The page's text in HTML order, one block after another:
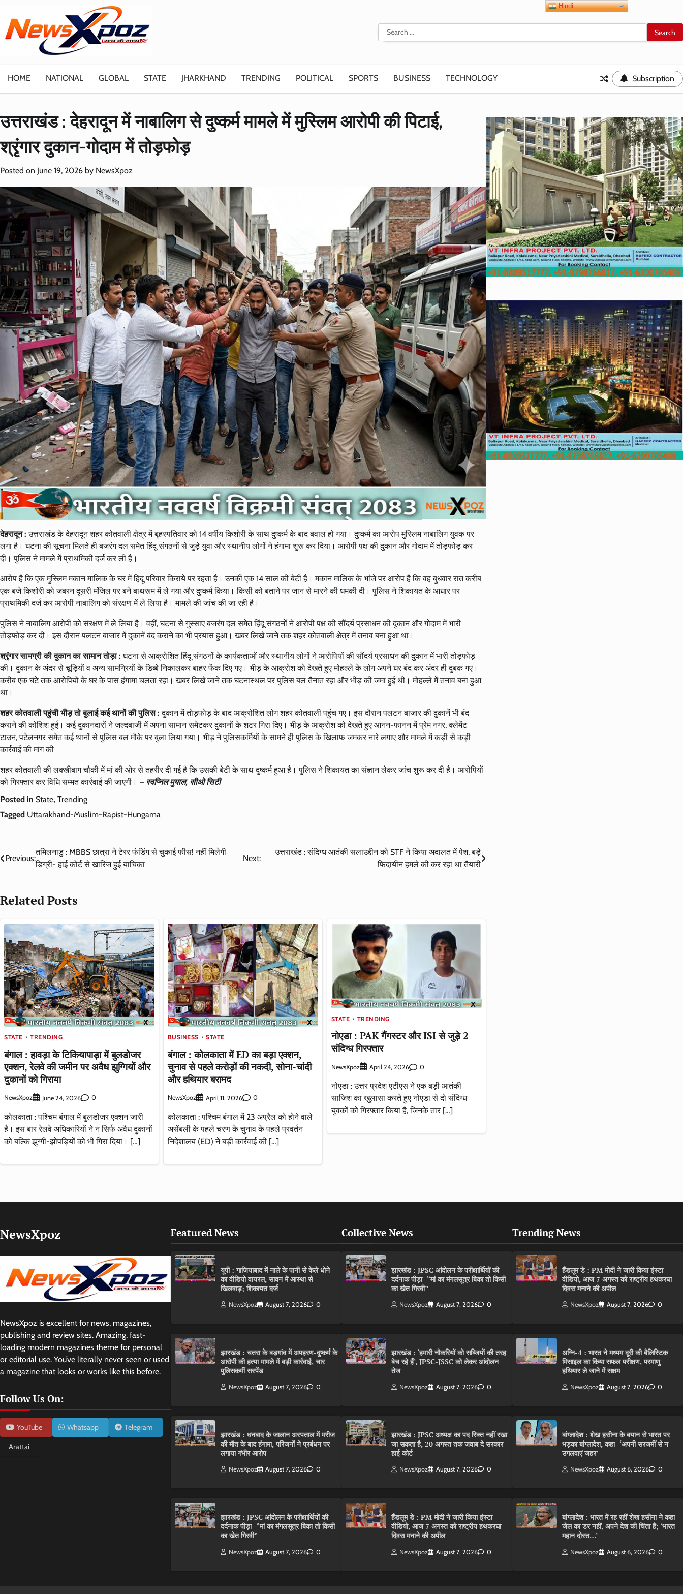
content
Search
for:
HOME NATIONAL GLOBAL STATE JHARKHAND TRENDING POLITICAL SPORTS BUSINESS TECHNOLOGY Subscription
उत्तराखंड : देहरादून में नाबालिग से दुष्कर्म मामले में मुस्लिम आरोपी की पिटाई,
श्रृंगार दुकान-गोदाम में तोड़फोड़
Posted on June 19, 2026 by NewsXpoz
देहरादून :उत्तराखंड के देहरादून शहर कोतवाली क्षेत्र में बृहस्पतिवार को 14 वर्षीय किशोरी के साथ दुष्कर्म के बाद बवाल हो गया। दुष्कर्म का आरोप मुस्लिम नाबालिग युवक पर
लगा है। घटना की सूचना मिलते ही बजरंग दल समेत हिंदू संगठनों से जुड़े युवा और स्थानीय लोगों ने हंगामा शुरू कर दिया। आरोपी पक्ष की दुकान और गोदाम में तोड़फोड़ कर
दी। पुलिस ने मामले में प्राथमिकी दर्ज कर ली है।
आरोप है कि एक मुस्लिम मकान मालिक के घर में हिंदू परिवार किराये पर रहता है। उनकी एक 14 साल की बेटी है। मकान मालिक के भांजे पर आरोप है कि वह बुधवार रात करीब
एक बजे किशोरी को जबरन दूसरी मंजिल पर बने बाथरूम में ले गया और दुष्कर्म किया। किसी को बताने पर जान से मारने की धमकी दी। पुलिस ने शिकायत के आधार पर
प्राथमिकी दर्ज कर आरोपी नाबालिग को संरक्षण में ले लिया है। मामले की जांच की जा रही है।
पुलिस ने नाबालिग आरोपी को संरक्षण में ले लिया है। वहीं, घटना से गुस्साए बजरंग दल समेत हिंदू संगठनों ने आरोपी पक्ष की सौंदर्य प्रसाधन की दुकान और गोदाम में भारी
तोड़फोड़ कर दी। इस दौरान पलटन बाजार में दुकानें बंद कराने का भी प्रयास हुआ। खबर लिखे जाने तक शहर कोतवाली क्षेत्र में तनाव बना हुआ था।
श्रृंगार सामग्री की दुकान का सामान तोड़ा : घटना से आक्रोशित हिंदू संगठनों के कार्यकताओं और स्थानीय लोगों ने आरोपियों की सौंदर्य प्रसाधन की दुकान में भारी तोड़फोड़
की। दुकान के अंदर से चूड़ियों व अन्य सामग्रियों के डिब्बे निकालकर बाहर फेंक दिए गए। भीड़ के आक्रोश को देखते हुए मोहल्ले के लोग अपने घर बंद कर अंदर ही दुबक गए।
करीब एक घंटे तक आरोपियों के घर के पास हंगामा चलता रहा। खबर लिखे जाने तक घटनास्थल पर पुलिस बल तैनात रहा और भीड़ की जमा हुई थी। मोहल्ले में तनाव बना हुआ
था।
शहर कोतवाली पहुंची भीड़ तो बुलाई कई थानों की पुलिस : दुकान में तोड़फोड़ के बाद आक्रोशित लोग शहर कोतवाली पहुंच गए। इस दौरान पलटन बाजार की दुकानें भी बंद
कराने की कोशिश हुई। कई दुकानदारों ने जल्दबाजी में अपना सामान समेटकर दुकानों के शटर गिरा दिए। भीड़ के आक्रोश को देखते हुए आनन-फानन में प्रेम नगर, क्लेमेंट
टाउन, पटेलनगर समेत कई थानों से पुलिस बल मौके पर बुला लिया गया। भीड़ ने पुलिसकर्मियों के सामने ही पुलिस के खिलाफ जमकर नारे लगाए और मामले में कड़ी से कड़ी
कार्रवाई की मांग की
शहर कोतवाली की लक्खीबाग चौकी में मां की ओर से तहरीर दी गई है कि उसकी बेटी के साथ दुष्कर्म हुआ है। पुलिस ने शिकायत का संज्ञान लेकर जांच शुरू कर दी है। आरोपियों
को गिरफ्तार कर विधि सम्मत कार्रवाई की जाएगी। – स्वप्निल मुयाल, सीओ सिटी
Posted in State, Trending
Tagged Uttarakhand-Muslim-Rapist-Hungama
Post
navigation
Previous:
तमिलनाडु : MBBS छात्रा ने टेरर फंडिंग से चुकाई फीस! नहीं मिलेगी
डिग्री- हाई कोर्ट से खारिज हुई याचिका
Next:
उत्तराखंड : संदिग्ध आतंकी सलाउद्दीन को STF ने किया अदालत में पेश, बड़े
फिदायीन हमले की कर रहा था तैयारी
Related Posts
STATE TRENDING
बंगाल : हावड़ा के टिकियापाड़ा में बुलडोजर
एक्शन, रेलवे की जमीन पर अवैध झुग्गियों और
दुकानों को गिराया
NewsXpoz June 24, 2026 0
कोलकाता : पश्चिम बंगाल में बुलडोजर एक्शन जारी
है। इस बार रेलवे अधिकारियों ने न सिर्फ अवैध दुकानों
को बल्कि झुग्गी-झोपड़ियों को भी गिरा दिया। […]
BUSINESS STATE
बंगाल : कोलकाता में ED का बड़ा एक्शन,
चुनाव से पहले करोड़ों की नकदी, सोना-चांदी
और हथियार बरामद
NewsXpoz April 11, 2026 0
कोलकाता : पश्चिम बंगाल में 23 अप्रैल को होने वाले
असेंबली के पहले चरण के चुनाव के पहले प्रवर्तन
निदेशालय (ED) ने बड़ी कार्रवाई की […]
STATE TRENDING
नोएडा : PAK गैंगस्टर और ISI से जुड़े 2
संदिग्ध गिरफ्तार
NewsXpoz April 24, 2026 0
नोएडा : उत्तर प्रदेश एटीएस ने एक बड़ी आतंकी
साजिश का खुलासा करते हुए नोएडा से दो संदिग्ध
युवकों को गिरफ्तार किया है, जिनके तार […]
NewsXpoz
NewsXpoz is excellent for news, magazines,
publishing and review sites. Amazing, fast-
loading modern magazines theme for personal
or editorial use. You’ve literally never seen or used
a magazine that looks or works like this before.
Follow Us On:
YouTube Whatsapp Telegram
Arattai
Featured News
यूपी : गाजियाबाद में नाले के पानी से केले धोने
का वीडियो वायरल, सावन में आस्था से
खिलवाड़; शिकायत दर्ज
NewsXpoz August 7, 2026 0
झारखंड : चतरा के बड़गांव में अपहरण-दुष्कर्म के
आरोपी की हत्या मामले में बड़ी कार्रवाई, चार
पुलिसकर्मी सस्पेंड
NewsXpoz August 7, 2026 0
झारखंड : धनबाद के जालान अस्पताल में मरीज
की मौत के बाद हंगामा, परिजनों ने प्रबंधन पर
लगाया गंभीर आरोप
NewsXpoz August 7, 2026 0
झारखंड : JPSC आंदोलन के परीक्षार्थियों की
दर्दनाक पीड़ा- “मां का मंगलसूत्र बिका तो किसी
का खेत गिरवी”
NewsXpoz August 7, 2026 0
Collective News
झारखंड : JPSC आंदोलन के परीक्षार्थियों की
दर्दनाक पीड़ा- “मां का मंगलसूत्र बिका तो किसी
का खेत गिरवी”
NewsXpoz August 7, 2026 0
झारखंड : ‘हमारी नौकरियों को सब्जियों की तरह
बेच रहे हैं’, JPSC-JSSC को लेकर आंदोलन
तेज
NewsXpoz August 7, 2026 0
झारखंड : JPSC अध्यक्ष का पद रिक्त नहीं रखा
जा सकता है, 20 अगस्त तक जवाब दे सरकार-
हाई कोर्ट
NewsXpoz August 7, 2026 0
हैंडलूम डे : PM मोदी ने जारी किया इंस्टा
वीडियो, आज 7 अगस्त को राष्ट्रीय हथकरघा
दिवस मनाने की अपील
NewsXpoz August 7, 2026 0
Trending News
हैंडलूम डे : PM मोदी ने जारी किया इंस्टा
वीडियो, आज 7 अगस्त को राष्ट्रीय हथकरघा
दिवस मनाने की अपील
NewsXpoz August 7, 2026 0
अग्नि-4 : भारत ने मध्यम दूरी की बैलिस्टिक
मिसाइल का किया सफल परीक्षण, परमाणु
हथियार ले जाने में सक्षम
NewsXpoz August 7, 2026 0
बांग्लादेश : शेख हसीना के बयान से भारत पर
भड़का बांग्लादेश, कहा- ‘अपनी सरजमीं से न
उगलवाएं जहर’
NewsXpoz August 6, 2026 0
बांग्लादेश : भारत में रह रहीं शेख हसीना ने कहा-
जेल का डर नहीं, अपने देश की चिंता है; ‘भारत
महान दोस्त…’
NewsXpoz August 6, 2026 0
Hindi